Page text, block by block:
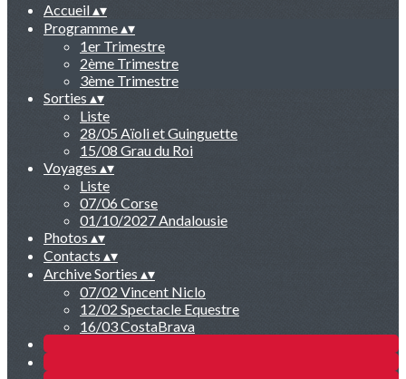
Accueil▴▾
Programme▴▾
1er Trimestre
2ème Trimestre
3ème Trimestre
Sorties ▴▾
Liste
28/05 Aïoli et Guinguette
15/08 Grau du Roi
Voyages ▴▾
Liste
07/06 Corse
01/10/2027 Andalousie
Photos▴▾
Contacts ▴▾
Archive Sorties ▴▾
07/02 Vincent Niclo
12/02 Spectacle Equestre
16/03 CostaBrava